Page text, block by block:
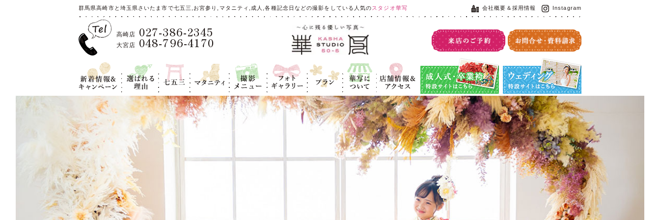
群馬県高崎市と埼玉県さいたま市で七五三,お宮参り,マタニティ,成人,各種記念日などの撮影をしている人気のスタジオ華写
高崎店 027-386-2345
大宮店 048-796-4170
会社概要＆採用情報 Instagram
新着情報＆キ
ャンペーン
選ばれる理
由
七五三 マタニティ
撮影メニュ
ー
フォトギャラ
リー
プラン
華写につい
て
店舗情報＆ア
クセス
成人式・卒業袴特設サイト ウエディング特設サイト